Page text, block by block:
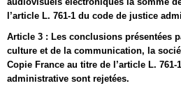
l’article L. 761-1 du code de justice
Article 3 : Les conclusions présentées
culture et de la communication, la
Copie France au titre de l’article L.
administrative sont rejetées.